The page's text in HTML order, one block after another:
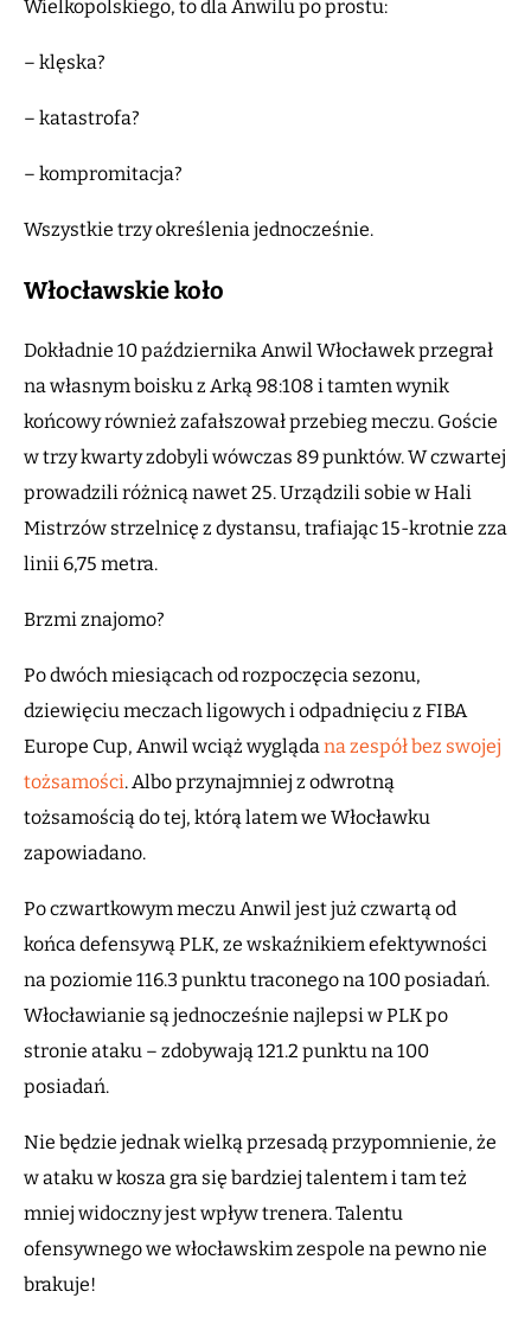
Wielkopolskiego, to dla Anwilu po prostu:
– klęska?
– katastrofa?
– kompromitacja?
Wszystkie trzy określenia jednocześnie.
Włocławskie koło
Dokładnie 10 października Anwil Włocławek przegrał
na własnym boisku z Arką 98:108 i tamten wynik
końcowy również zafałszował przebieg meczu. Goście
w trzy kwarty zdobyli wówczas 89 punktów. W czwartej
prowadzili różnicą nawet 25. Urządzili sobie w Hali
Mistrzów strzelnicę z dystansu, trafiając 15-krotnie zza
linii 6,75 metra.
Brzmi znajomo?
Po dwóch miesiącach od rozpoczęcia sezonu,
dziewięciu meczach ligowych i odpadnięciu z FIBA
Europe Cup, Anwil wciąż wyglądana zespół bez swojej
tożsamości. Albo przynajmniej z odwrotną
tożsamością do tej, którą latem we Włocławku
zapowiadano.
Po czwartkowym meczu Anwil jest już czwartą od
końca defensywą PLK, ze wskaźnikiem efektywności
na poziomie 116.3 punktu traconego na 100 posiadań.
Włocławianie są jednocześnie najlepsi w PLK po
stronie ataku – zdobywają 121.2 punktu na 100
posiadań.
Nie będzie jednak wielką przesadą przypomnienie, że
w ataku w kosza gra się bardziej talentem i tam też
mniej widoczny jest wpływ trenera. Talentu
ofensywnego we włocławskim zespole na pewno nie
brakuje!